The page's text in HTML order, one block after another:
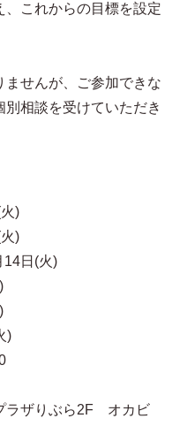
これからの目標を設定
せんが、ご参加できな
相談を受けていただき
)
)
(火)
)
ザりぶら2F オカビ